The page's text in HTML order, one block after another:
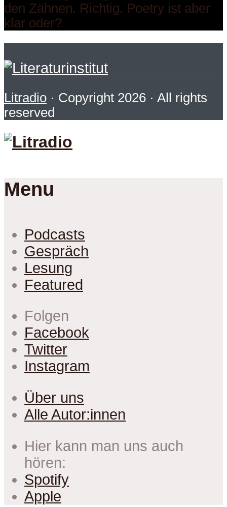
den Zähnen. Richtig. Poetry ist aber
klar oder?
Litradio · Copyright 2026 · All rights
reserved
Menu
Podcasts
Gespräch
Lesung
Featured
Folgen
Facebook
Twitter
Instagram
Über uns
Alle Autor:innen
Hier kann man uns auch
hören:
Spotify
Apple